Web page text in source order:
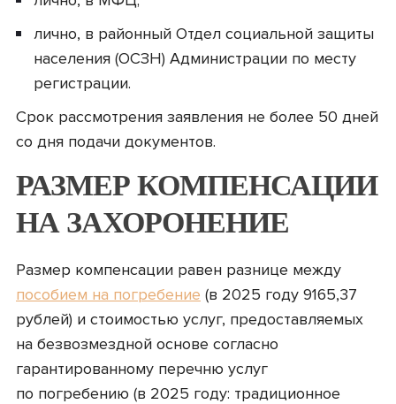
лично, в районный Отдел социальной защиты
населения (ОСЗН) Администрации по месту
регистрации.
Срок рассмотрения заявления не более 50 дней
со дня подачи документов.
РАЗМЕР КОМПЕНСАЦИИ
НА ЗАХОРОНЕНИЕ
Размер компенсации равен разнице между
пособием на погребение (в 2025 году 9165,37
рублей) и стоимостью услуг, предоставляемых
на безвозмездной основе согласно
гарантированному перечню услуг
по погребению (в 2025 году: традиционное